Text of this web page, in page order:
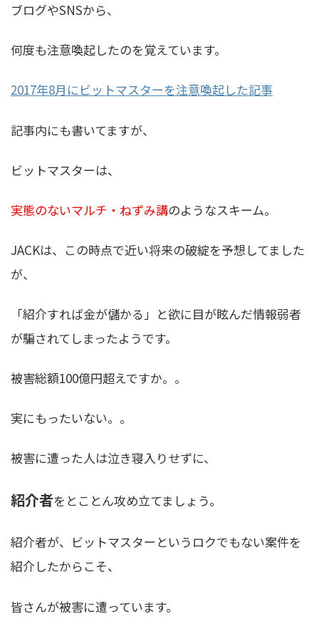
ブログやSNSから、
何度も注意喚起したのを覚えています。
2017年8月にビットマスターを注意喚起した記事
記事内にも書いてますが、
ビットマスターは、
実態のないマルチ・ねずみ講のようなスキーム。
JACKは、この時点で近い将来の破綻を予想してました
が、
「紹介すれば金が儲かる」と欲に目が眩んだ情報弱者
が騙されてしまったようです。
被害総額100億円超えですか。。
実にもったいない。。
被害に遭った人は泣き寝入りせずに、
紹介者をとことん攻め立てましょう。
紹介者が、ビットマスターというロクでもない案件を
紹介したからこそ、
皆さんが被害に遭っています。